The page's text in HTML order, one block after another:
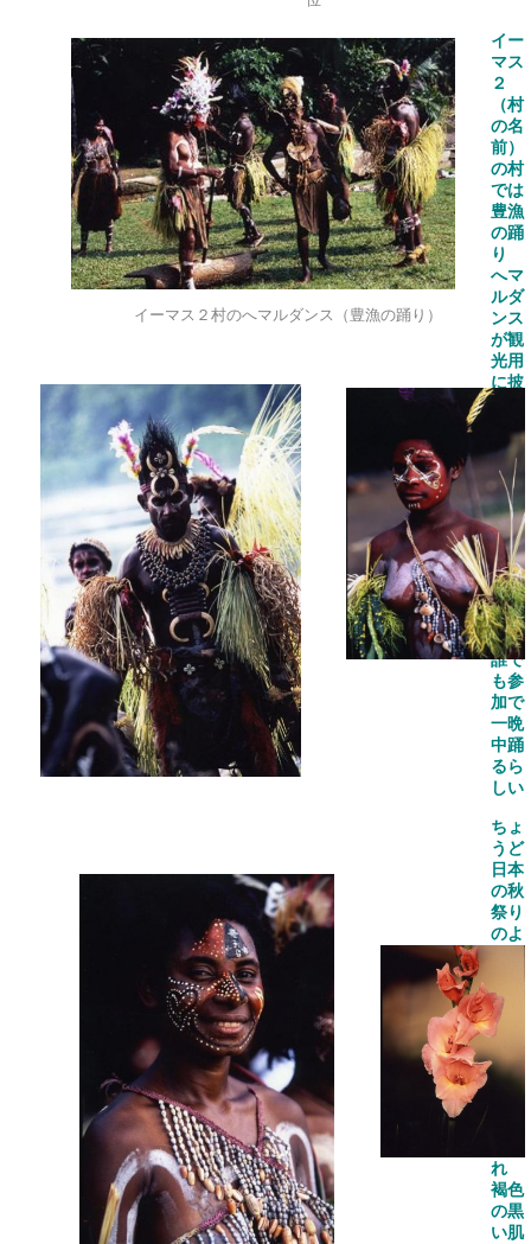
イーマス２村のへマルダンス（豊漁の踊り）
イー
マス
２
（村
の名
前）
の村
では
豊漁
の踊
り
へマ
ルダ
ンス
が観
光用
に披
一年
に3
～4
回催
す踊
りは
老若
男女
なら
誰で
も参
加で
一晩
中踊
るら
しい
ちょ
うど
日本
の秋
祭り
のよ
顔に
は独
特の
ペイ
ンテ
れ
褐色
の黒
い肌